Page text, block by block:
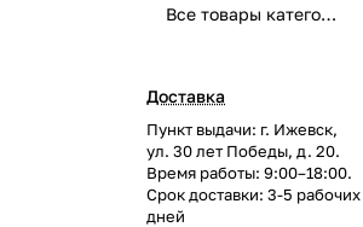
Все товары категории
Доставка
Пункт выдачи: г. Ижевск,
ул. 30 лет Победы, д. 20.
Время работы: 9:00–18:00.
Срок доставки: 3-5 рабочих
дней